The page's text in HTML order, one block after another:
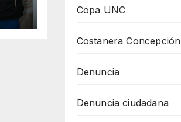
Copa UNC
Costanera Concepción
Denuncia
Denuncia ciudadana